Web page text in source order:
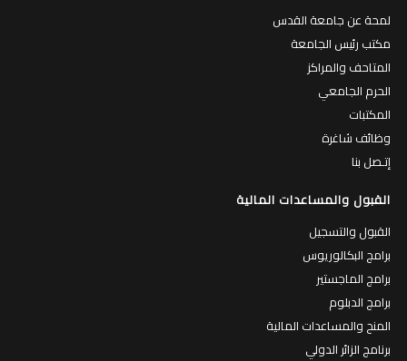
لمحة عن جامعة القدس
مكتب رئيس الجامعة
المتاحف والمراكز
الحرم الجامعي
المكتبات
وظائف شاغرة
إتـصل بنا
القبول والمساعدات المالية
القبول والتسجيل
برامج البكالوريوس
برامج الماجستير
برامج الدبلوم
المنح والمساعدات المالية
برنامج الزائر الدولي